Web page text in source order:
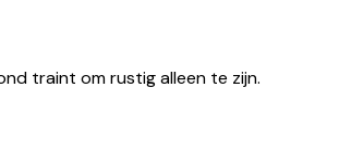
traint om rustig alleen te zijn.